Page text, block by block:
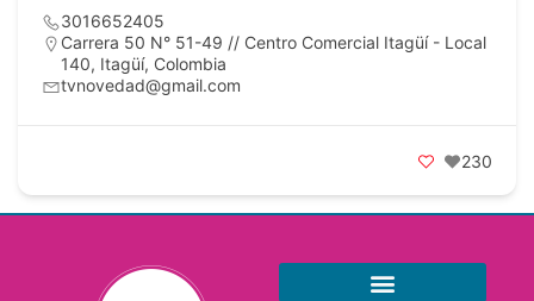
3016652405
Carrera 50 N° 51-49 // Centro Comercial Itagüí - Local
140, Itagüí, Colombia
tvnovedad@gmail.com
230